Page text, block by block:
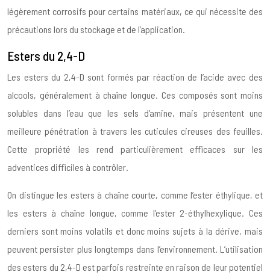
légèrement corrosifs pour certains matériaux, ce qui nécessite des
précautions lors du stockage et de l’application.
Esters du 2,4-D
Les esters du 2,4-D sont formés par réaction de l’acide avec des
alcools, généralement à chaîne longue. Ces composés sont moins
solubles dans l’eau que les sels d’amine, mais présentent une
meilleure pénétration à travers les cuticules cireuses des feuilles.
Cette propriété les rend particulièrement efficaces sur les
adventices difficiles à contrôler.
On distingue les esters à chaîne courte, comme l’ester éthylique, et
les esters à chaîne longue, comme l’ester 2-éthylhexylique. Ces
derniers sont moins volatils et donc moins sujets à la dérive, mais
peuvent persister plus longtemps dans l’environnement. L’utilisation
des esters du 2,4-D est parfois restreinte en raison de leur potentiel